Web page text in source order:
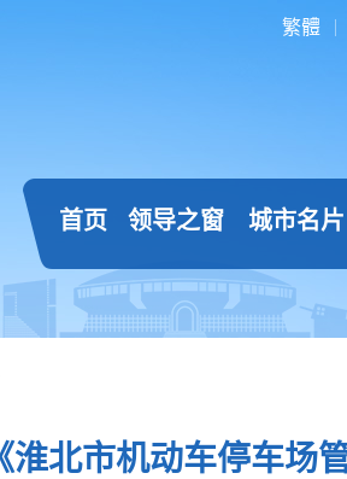
繁體
首页 领导之窗 城市名片
淮北市机动车停车场